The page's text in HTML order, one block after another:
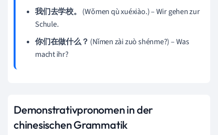
我们去学校。 (Wǒmen qù xuéxiào.) – Wir gehen zur
Schule.
你们在做什么？ (Nǐmen zài zuò shénme?) – Was
macht ihr?
Demonstrativpronomen in der
chinesischen Grammatik